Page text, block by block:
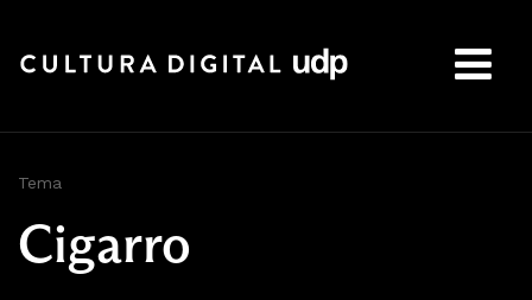
Tema
Cigarro